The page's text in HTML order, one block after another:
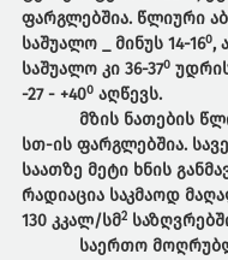
ფარგლებშია. წლიური
საშუალო _ მინუს 14-160,
საშუალო კი 36-370
-27 - +400აღწევს.
მზის ნათების
სთ-ის ფარგლებშია.
საათზე მეტი ხნის
რადიაცია საკმაოდ
130 კკალ/სმ2
საერთო